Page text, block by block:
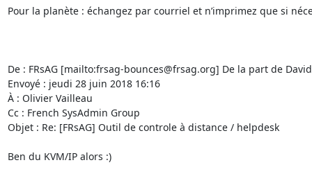
Pour la planète : échangez par courriel et n’imprimez que si
De : FRsAG [mailto:frsag-bounces@frsag.org] De la part de
Envoyé : jeudi 28 juin 2018 16:16
À : Olivier Vailleau
Cc : French SysAdmin Group
Objet : Re: [FRsAG] Outil de controle à distance / helpdesk
Ben du KVM/IP alors :)